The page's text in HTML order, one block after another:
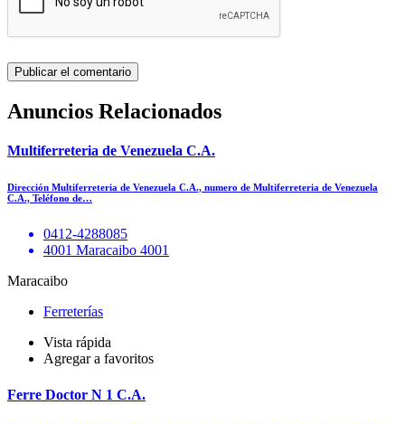
Anuncios Relacionados
Multiferreteria de Venezuela C.A.
Dirección Multiferreteria de Venezuela C.A., numero de Multiferreteria de Venezuela
C.A., Teléfono de…
0412-4288085
4001 Maracaibo 4001
Maracaibo
Ferreterías
Vista rápida
Agregar a favoritos
Ferre Doctor N 1 C.A.